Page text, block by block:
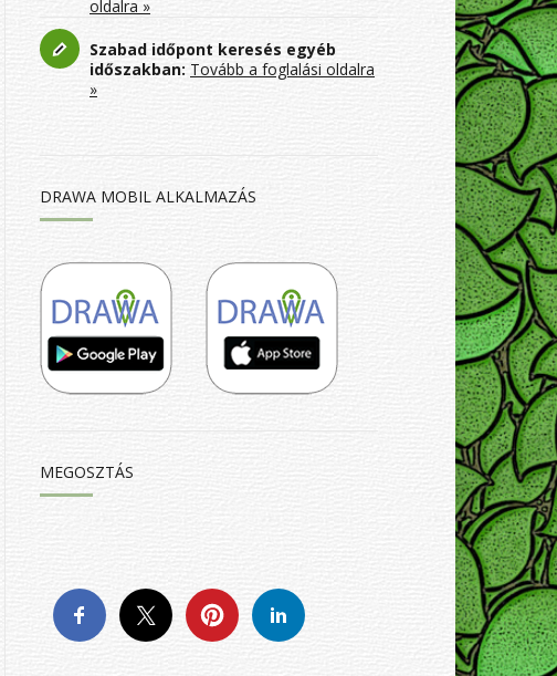
oldalra »
Szabad időpont keresés egyéb
időszakban: Tovább a foglalási oldalra
»
DRAWA MOBIL ALKALMAZÁS
MEGOSZTÁS